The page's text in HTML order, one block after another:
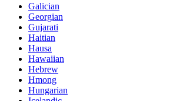
Galician
Georgian
Gujarati
Haitian
Hausa
Hawaiian
Hebrew
Hmong
Hungarian